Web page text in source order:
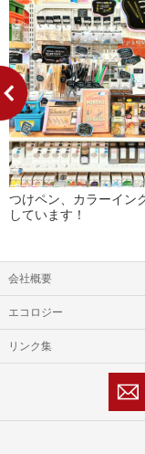
つけペン、カラーイン
しています！
会社概要
エコロジー
リンク集